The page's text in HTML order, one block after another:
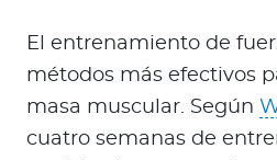
El entrenamiento de
métodos más efectivos
masa muscular. Según
cuatro semanas de